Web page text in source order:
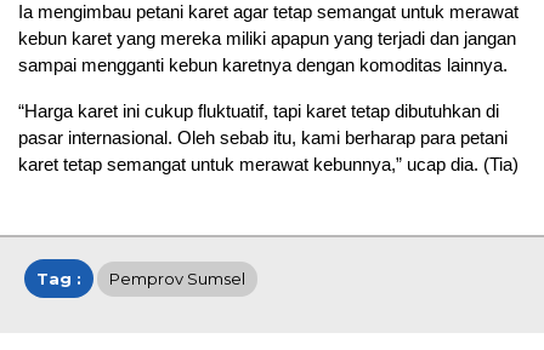
Ia mengimbau petani karet agar tetap semangat untuk merawat
kebun karet yang mereka miliki apapun yang terjadi dan jangan
sampai mengganti kebun karetnya dengan komoditas lainnya.
“Harga karet ini cukup fluktuatif, tapi karet tetap dibutuhkan di
pasar internasional. Oleh sebab itu, kami berharap para petani
karet tetap semangat untuk merawat kebunnya,” ucap dia. (Tia)
Tag : Pemprov Sumsel